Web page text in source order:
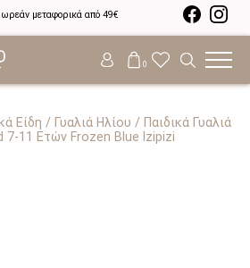
μεταφορικά από 49€
0
Είδη / Γυαλιά Ηλίου / Παιδικά Γυαλιά
7-11 Ετών Frozen Blue Izipizi